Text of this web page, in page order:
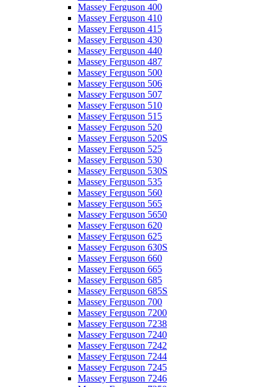
Massey Ferguson 400
Massey Ferguson 410
Massey Ferguson 415
Massey Ferguson 430
Massey Ferguson 440
Massey Ferguson 487
Massey Ferguson 500
Massey Ferguson 506
Massey Ferguson 507
Massey Ferguson 510
Massey Ferguson 515
Massey Ferguson 520
Massey Ferguson 520S
Massey Ferguson 525
Massey Ferguson 530
Massey Ferguson 530S
Massey Ferguson 535
Massey Ferguson 560
Massey Ferguson 565
Massey Ferguson 5650
Massey Ferguson 620
Massey Ferguson 625
Massey Ferguson 630S
Massey Ferguson 660
Massey Ferguson 665
Massey Ferguson 685
Massey Ferguson 685S
Massey Ferguson 700
Massey Ferguson 7200
Massey Ferguson 7238
Massey Ferguson 7240
Massey Ferguson 7242
Massey Ferguson 7244
Massey Ferguson 7245
Massey Ferguson 7246